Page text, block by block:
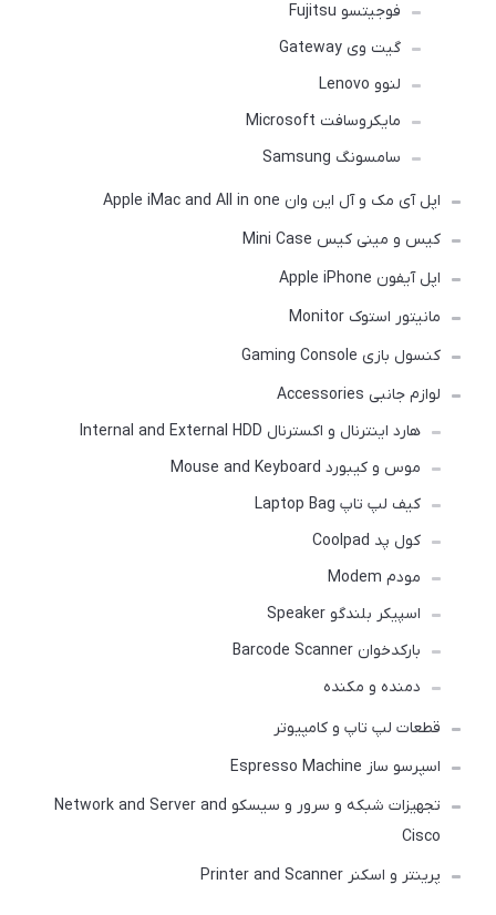
فوجیتسو Fujitsu
گیت وی Gateway
لنوو Lenovo
مایکروسافت Microsoft
سامسونگ Samsung
اپل آی مک و آل این وان Apple iMac and All in one
کیس و مینی کیس Mini Case
اپل آیفون Apple iPhone
مانیتور استوک Monitor
کنسول بازی Gaming Console
لوازم جانبی Accessories
هارد اینترنال و اکسترنال Internal and External HDD
موس و کیبورد Mouse and Keyboard
کیف لپ تاپ Laptop Bag
کول پد Coolpad
مودم Modem
اسپیکر بلندگو Speaker
بارکدخوان Barcode Scanner
دمنده و مکنده
قطعات لپ تاپ و کامپیوتر
اسپرسو ساز Espresso Machine
تجهیزات شبکه و سرور و سیسکو Network and Server and
Cisco
پرینتر و اسکنر Printer and Scanner